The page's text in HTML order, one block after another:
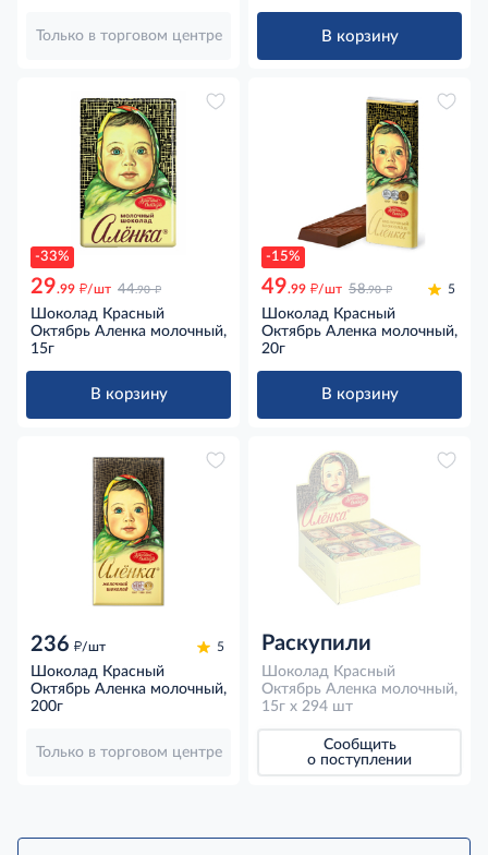
Только в торговом центре В корзину
-33%
29.99 д/шт 44.90 д
Шоколад Красный
Октябрь Аленка молочный,
15г
В корзину
-15%
49.99 д/шт 58.90 д 5
Шоколад Красный
Октябрь Аленка молочный,
20г
В корзину
236 д/шт 5
Шоколад Красный
Октябрь Аленка молочный,
200г
Только в торговом центре
Раскупили
Шоколад Красный
Октябрь Аленка молочный,
15г x 294 шт
Сообщить
о поступлении